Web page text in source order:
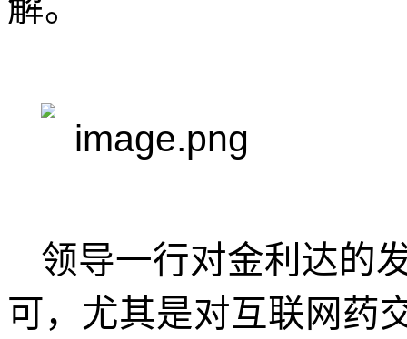
解。
领导一行对金利达的
可，尤其是对互联网药